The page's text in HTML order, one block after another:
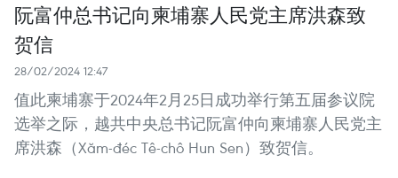
阮富仲总书记向柬埔寨人民党主席洪森致
贺信
28/02/2024 12:47
值此柬埔寨于2024年2月25日成功举行第五届参议院
选举之际，越共中央总书记阮富仲向柬埔寨人民党主
席洪森（Xăm-đéc Tê-chô Hun Sen）致贺信。